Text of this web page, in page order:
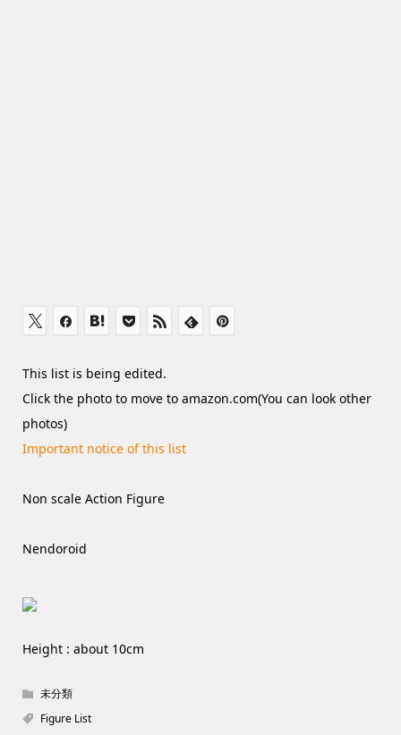
This list is being edited.
Click the photo to move to amazon.com(You can look other
photos)
Important notice of this list
Non scale Action Figure
Nendoroid
Height : about 10cm
未分類
Figure List